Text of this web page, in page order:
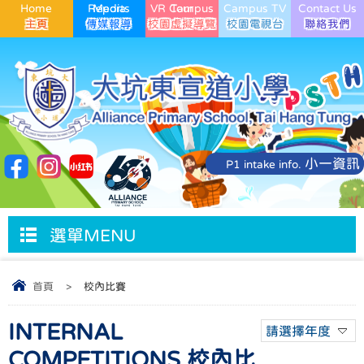
Home Media Reports VR Campus Tour Campus TV Contact Us
P1 intake info. 小一資訊
選單MENU
首頁 > 校內比賽
請選擇年度
INTERNAL